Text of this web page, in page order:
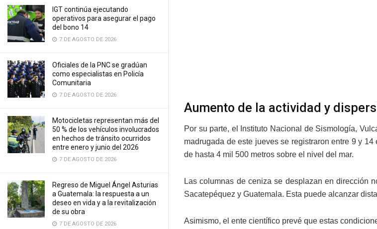
IGT continúa ejecutando
operativos para asegurar el pago
del bono 14
7 DE AGOSTO DE 2026
Oficiales de la PNC se gradúan
como especialistas en Policía
Comunitaria
7 DE AGOSTO DE 2026
Motocicletas representan más del
50 % de los vehículos involucrados
en hechos de tránsito ocurridos
entre enero y junio del 2026
7 DE AGOSTO DE 2026
Regreso de Miguel Ángel Asturias
a Guatemala: la respuesta a un
deseo en vida y a la revitalización
de su obra
7 DE AGOSTO DE 2026
Aumento de la actividad y
Por su parte, el Instituto Nacional de Sismología,
madrugada de este jueves se registraron entre 9 y
de hasta 4 mil 500 metros sobre el nivel del mar.
Las columnas de ceniza se desplazan en dirección
Sacatepéquez y Guatemala. Esta puede alcanzar
Asimismo, el ente científico prevé que estas